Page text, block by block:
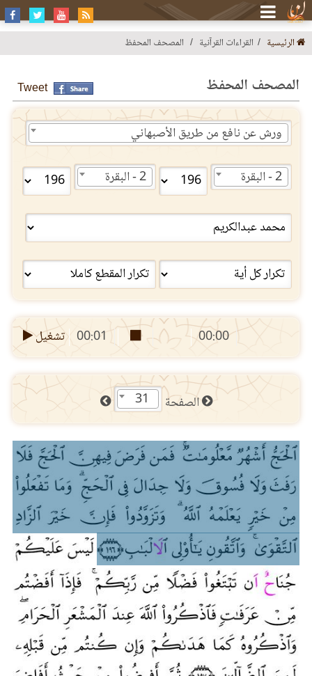
الرئيسية القراءات القرآنية المصحف المحفظ
المصحف المحفظ Tweet
ورش عن نافع من طريق الأصبهاني
2 - البقرة 2 - البقرة
00:00
00:01 تشغيل
الصفحة 31